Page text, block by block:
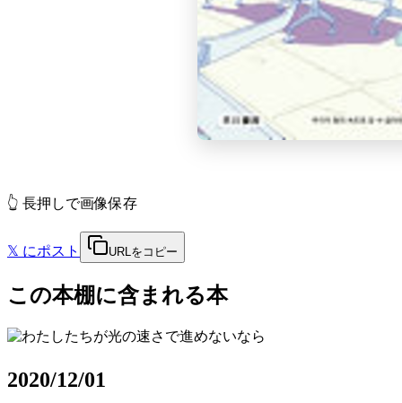
👆 長押しで画像保存
𝕏 にポスト URLをコピー
この本棚に含まれる本
2020/12/01